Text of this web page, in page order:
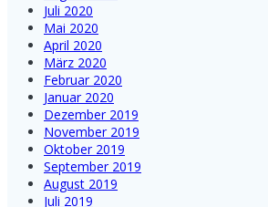
Juli 2020
Mai 2020
April 2020
März 2020
Februar 2020
Januar 2020
Dezember 2019
November 2019
Oktober 2019
September 2019
August 2019
Juli 2019